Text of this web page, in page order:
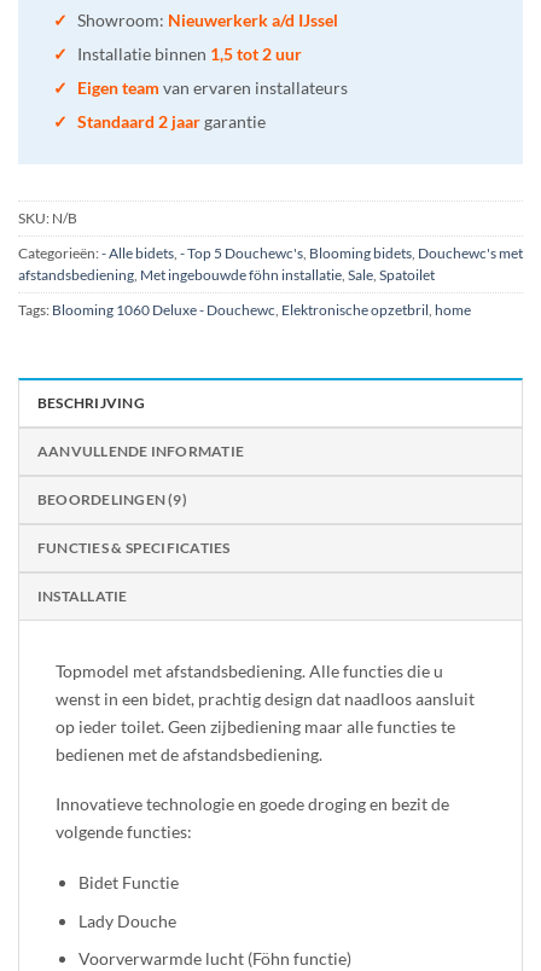
✓ Showroom: Nieuwerkerk a/d IJssel
✓
Installatie binnen 1,5 tot 2 uur
✓
Eigen team van ervaren installateurs
✓ Standaard 2 jaargarantie
SKU: N/B
Categorieën:- Alle bidets - Top 5 Douchewc's Blooming bidets Douchewc's met
afstandsbediening Met ingebouwde föhn installatie Sale Spatoilet
Tags: Blooming 1060 Deluxe - Douchewc Elektronische opzetbril home
BESCHRIJVING
AANVULLENDE INFORMATIE
BEOORDELINGEN (9)
FUNCTIES & SPECIFICATIES
INSTALLATIE
Topmodel met afstandsbediening. Alle functies die u
wenst in een bidet, prachtig design dat naadloos aansluit
op ieder toilet. Geen zijbediening maar alle functies te
bedienen met de afstandsbediening.
Innovatieve technologie en goede droging en bezit de
volgende functies:
Bidet Functie
Lady Douche
Voorverwarmde lucht (Föhn functie)